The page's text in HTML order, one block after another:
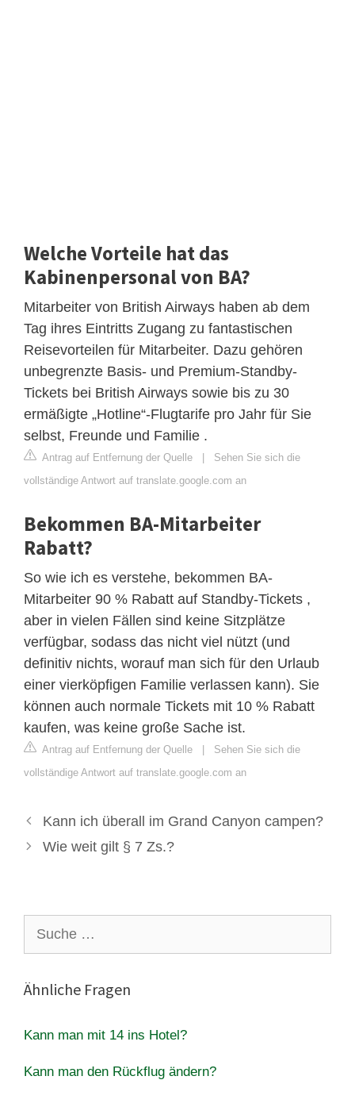
Welche Vorteile hat das
Kabinenpersonal von BA?
Mitarbeiter von British Airways haben ab dem
Tag ihres Eintritts Zugang zu fantastischen
Reisevorteilen für Mitarbeiter. Dazu gehören
unbegrenzte Basis- und Premium-Standby-
Tickets bei British Airways sowie bis zu 30
ermäßigte „Hotline“-Flugtarife pro Jahr für Sie
selbst, Freunde und Familie .
Antrag auf Entfernung der Quelle | Sehen Sie sich die
vollständige Antwort auf translate.google.com an
Bekommen BA-Mitarbeiter
Rabatt?
So wie ich es verstehe, bekommen BA-
Mitarbeiter 90 % Rabatt auf Standby-Tickets ,
aber in vielen Fällen sind keine Sitzplätze
verfügbar, sodass das nicht viel nützt (und
definitiv nichts, worauf man sich für den Urlaub
einer vierköpfigen Familie verlassen kann). Sie
können auch normale Tickets mit 10 % Rabatt
kaufen, was keine große Sache ist.
Antrag auf Entfernung der Quelle | Sehen Sie sich die
vollständige Antwort auf translate.google.com an
Kann ich überall im Grand Canyon campen?
Wie weit gilt § 7 Zs.?
nach:
Ähnliche Fragen
Kann man mit 14 ins Hotel?
Kann man den Rückflug ändern?